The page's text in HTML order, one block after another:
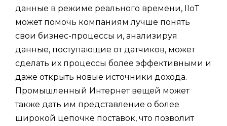
данные в режиме реального времени, IIoT
может помочь компаниям лучше понять
свои бизнес-процессы и, анализируя
данные, поступающие от датчиков, может
сделать их процессы более эффективными и
даже открыть новые источники дохода.
Промышленный Интернет вещей может
также дать им представление о более
широкой цепочке поставок, что позволит